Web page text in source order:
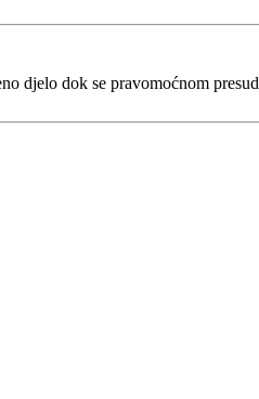
djelo dok se pravomoćnom